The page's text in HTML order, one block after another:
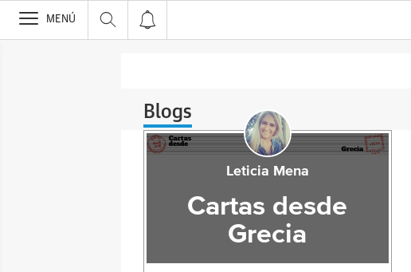
>
MENÚ
Blogs
Leticia Mena
Cartas desde
Grecia